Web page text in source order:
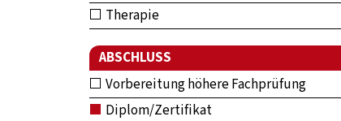
Therapie
ABSCHLUSS
Vorbereitung höhere Fachprüfung
Diplom/Zertifikat